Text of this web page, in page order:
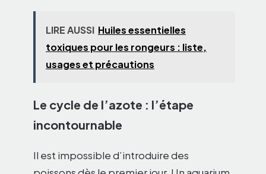
LIRE AUSSI Huiles essentielles
toxiques pour les rongeurs : liste,
usages et précautions
Le cycle de l’azote : l’étape
incontournable
Il est impossible d’introduire des